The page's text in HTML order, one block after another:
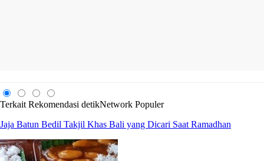
Terkait Rekomendasi detikNetwork Populer
Jaja Batun Bedil Takjil Khas Bali yang Dicari Saat Ramadhan